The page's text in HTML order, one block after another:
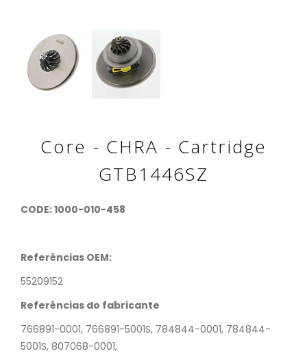
Core - CHRA - Cartridge
GTB1446SZ
CODE: 1000-010-458
Referências OEM:
55209152
Referências do fabricante
766891-0001, 766891-5001S, 784844-0001, 784844-
5001S, 807068-0001,